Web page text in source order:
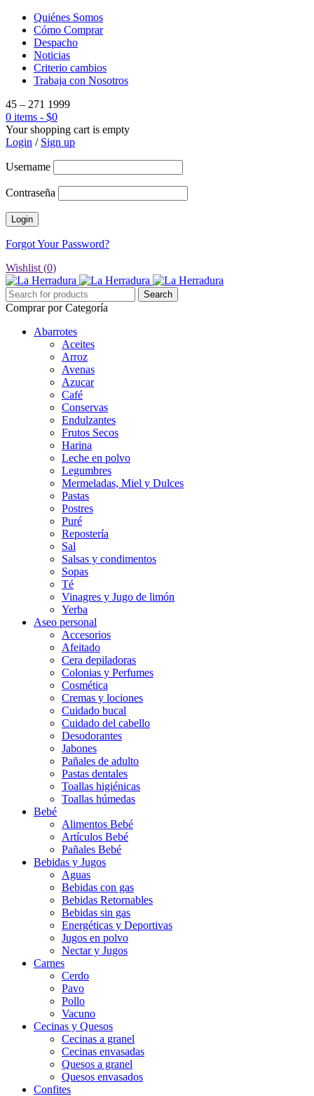
Quiénes Somos
Cómo Comprar
Despacho
Noticias
Criterio cambios
Trabaja con Nosotros
45 – 271 1999
0 items - $0
Your shopping cart is empty
Login / Sign up
Username
Contraseña
Forgot Your Password?
Wishlist (0)
Comprar por Categoría
Abarrotes
Aceites
Arroz
Avenas
Azucar
Café
Conservas
Endulzantes
Frutos Secos
Harina
Leche en polvo
Legumbres
Mermeladas, Miel y Dulces
Pastas
Postres
Puré
Repostería
Sal
Salsas y condimentos
Sopas
Té
Vinagres y Jugo de limón
Yerba
Aseo personal
Accesorios
Afeitado
Cera depiladoras
Colonias y Perfumes
Cosmética
Cremas y lociones
Cuidado bucal
Cuidado del cabello
Desodorantes
Jabones
Pañales de adulto
Pastas dentales
Toallas higiénicas
Toallas húmedas
Bebé
Alimentos Bebé
Artículos Bebé
Pañales Bebé
Bebidas y Jugos
Aguas
Bebidas con gas
Bebidas Retornables
Bebidas sin gas
Energéticas y Deportivas
Jugos en polvo
Nectar y Jugos
Carnes
Cerdo
Pavo
Pollo
Vacuno
Cecinas y Quesos
Cecinas a granel
Cecinas envasadas
Quesos a granel
Quesos envasados
Confites